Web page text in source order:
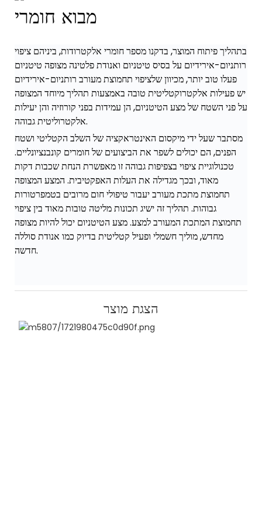
מבוא חומרי
בתהליך פיתוח המוצר, בדקנו מספר חומרי אלקטרודות, ביניהם ציפוי
רותניום-אירידיום על בסיס טיטניום ואנודת פלטינה מצופה טיטניום
פעלו טוב יותר, מכיוון שלציפוי תחמוצת מעורב רותניום-אירידיום
יש פעילות אלקטרוקטליטית טובה באמצעות תהליך מיוחד המצופה
על פני השטח של מצע הטיטניום, הן עמידות בפני קורוזיה והן יעילות
אלקטרוליטית גבוהה.
מסתבר שעל ידי מיקסום האינטראקציה של השלב הקטליטי ושטח
הפנים, הם יכולים לשפר את הביצועים של חומרים קונבנציונליים.
טכנולוגיית ציפוי בצפיפות גבוהה זו מאפשרת הנחת שכבות דקות
מאוד, ובכך מגדילה את העלות האפקטיבית. המצע המצופה
תחמוצת מתכת מעורב יעבור טיפולי חום מרובים בטמפרטורות
גבוהות. תהליך זה ישיג תכונות מליטה טובות מאוד בין ציפוי
תחמוצת המתכת המעורב למצע. מצע הטיטניום יכול להיות מצופה
מחדש, מוליך חשמלי ופעיל קטליטית בדיוק כמו אנודת סוללה
חדשה.
הצגת מוצר